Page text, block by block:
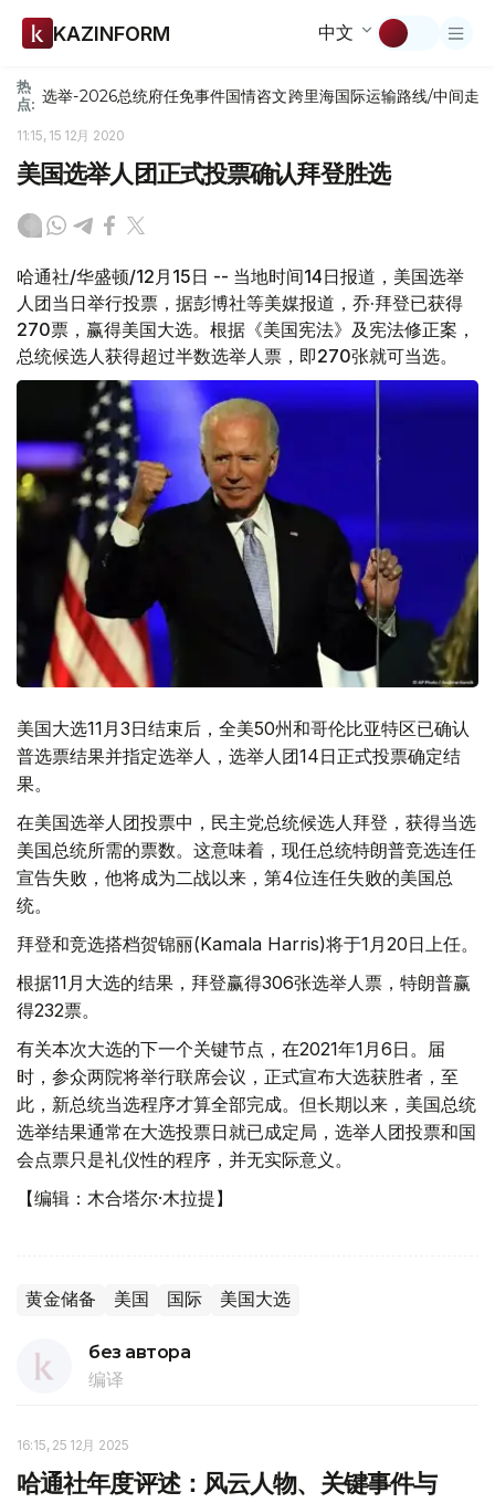
KAZINFORM 中文
热
点: 选举-2026总统府任免事件国情咨文跨里海国际运输路线/中间走廊
11:15, 15 12月 2020
美国选举人团正式投票确认拜登胜选
哈通社/华盛顿/12月15日 -- 当地时间14日报道，美国选举
人团当日举行投票，据彭博社等美媒报道，乔·拜登已获得
270票，赢得美国大选。根据《美国宪法》及宪法修正案，
总统候选人获得超过半数选举人票，即270张就可当选。
美国大选11月3日结束后，全美50州和哥伦比亚特区已确认
普选票结果并指定选举人，选举人团14日正式投票确定结
果。
在美国选举人团投票中，民主党总统候选人拜登，获得当选
美国总统所需的票数。这意味着，现任总统特朗普竞选连任
宣告失败，他将成为二战以来，第4位连任失败的美国总
统。
拜登和竞选搭档贺锦丽(Kamala Harris)将于1月20日上任。
根据11月大选的结果，拜登赢得306张选举人票，特朗普赢
得232票。
有关本次大选的下一个关键节点，在2021年1月6日。届
时，参众两院将举行联席会议，正式宣布大选获胜者，至
此，新总统当选程序才算全部完成。但长期以来，美国总统
选举结果通常在大选投票日就已成定局，选举人团投票和国
会点票只是礼仪性的程序，并无实际意义。
【编辑：木合塔尔·木拉提】
黄金储备 美国 国际 美国大选
без автора
编译
16:15, 25 12月 2025
哈通社年度评述：风云人物、关键事件与